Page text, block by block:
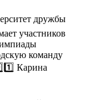
дружбы
участников
команду
Карина